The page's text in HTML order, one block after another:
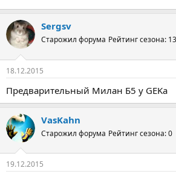
Sergsv
Старожил форума Рейтинг сезона: 13
18.12.2015
Предварительный Милан Б5 у GEKа
VasKahn
Старожил форума Рейтинг сезона: 0
19.12.2015